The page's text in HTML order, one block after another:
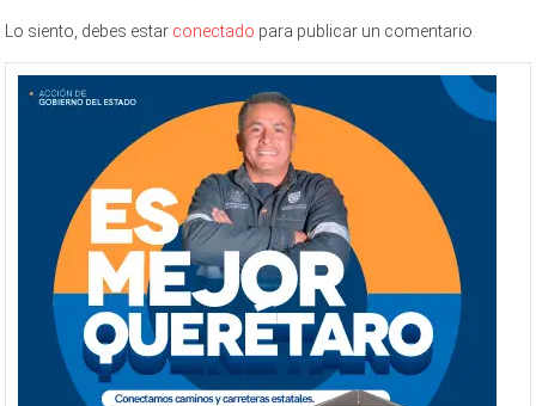
Lo siento, debes estar conectado para publicar un comentario.